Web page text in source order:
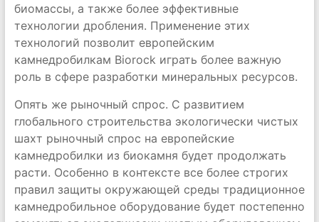
биомассы, а также более эффективные
технологии дробления. Применение этих
технологий позволит европейским
камнедробилкам Biorock играть более важную
роль в сфере разработки минеральных ресурсов.
Опять же рыночный спрос. С развитием
глобального строительства экологически чистых
шахт рыночный спрос на европейские
камнедробилки из биокамня будет продолжать
расти. Особенно в контексте все более строгих
правил защиты окружающей среды традиционное
камнедробильное оборудование будет постепенно